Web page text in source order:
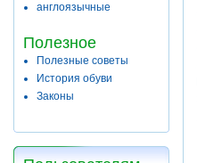
англоязычные
Полезное
Полезные советы
История обуви
Законы